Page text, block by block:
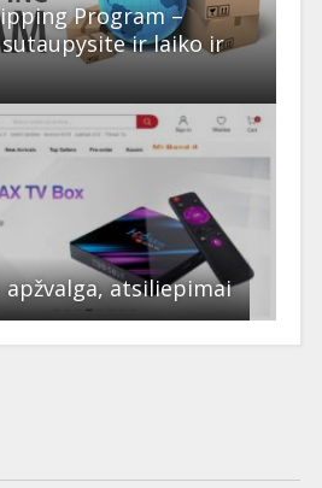
Program –
ir laiko ir
apžvalga, atsiliepimai